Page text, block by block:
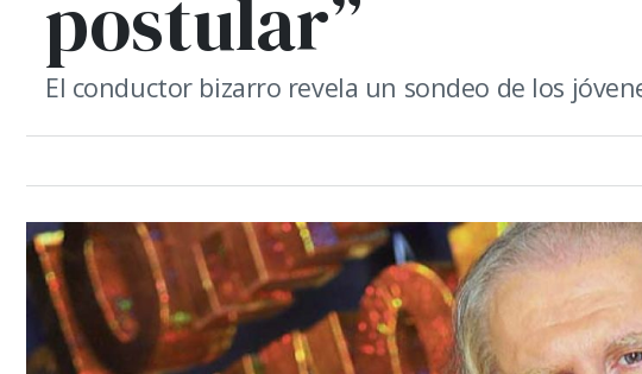
postular”
El conductor bizarro revela un sondeo de los